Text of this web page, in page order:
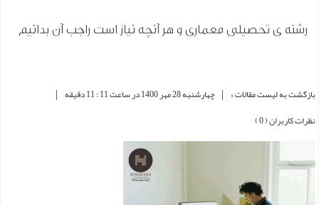
رشته ی تحصیلی معماری و هر آنچه نیاز است راجب آن بدانیم
بازگشت به لیست مقالات » | چهارشنبه 28 مهر 1400 در ساعت 11 : 11 دقیقه |
نظرات کاربران ( 0 )